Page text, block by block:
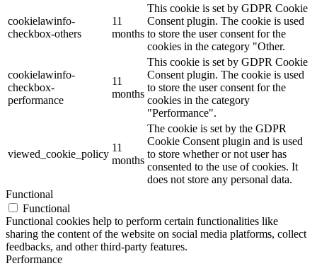
cookielawinfo-
checkbox-others
11
months
This cookie is set by GDPR Cookie
Consent plugin. The cookie is used
to store the user consent for the
cookies in the category "Other.
cookielawinfo-
checkbox-
performance
11
months
This cookie is set by GDPR Cookie
Consent plugin. The cookie is used
to store the user consent for the
cookies in the category
"Performance".
viewed_cookie_policy
11
months
The cookie is set by the GDPR
Cookie Consent plugin and is used
to store whether or not user has
consented to the use of cookies. It
does not store any personal data.
Functional
Functional
Functional cookies help to perform certain functionalities like
sharing the content of the website on social media platforms, collect
feedbacks, and other third-party features.
Performance